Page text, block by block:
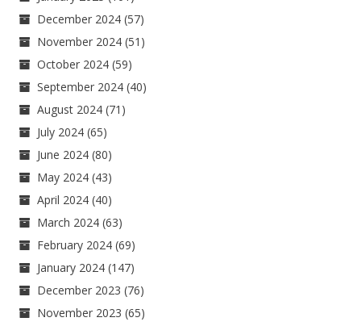
December 2024 (57)
November 2024 (51)
October 2024 (59)
September 2024 (40)
August 2024 (71)
July 2024 (65)
June 2024 (80)
May 2024 (43)
April 2024 (40)
March 2024 (63)
February 2024 (69)
January 2024 (147)
December 2023 (76)
November 2023 (65)